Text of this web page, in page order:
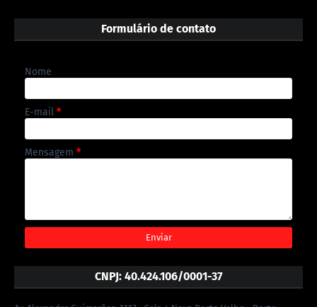
Formulário de contato
Nome
E-mail *
Mensagem *
CNPJ: 40.424.106/0001-37